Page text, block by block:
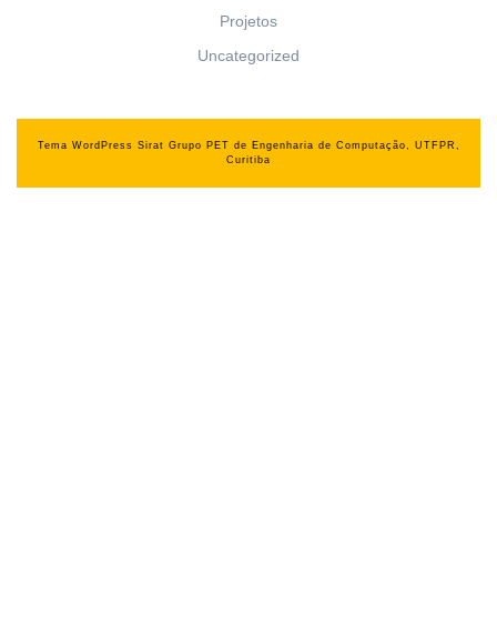
Projetos
Uncategorized
Tema WordPress Sirat Grupo PET de Engenharia de Computação, UTFPR,
Curitiba